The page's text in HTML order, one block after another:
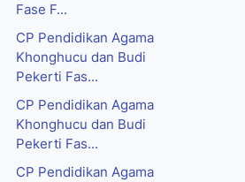
Fase F...
CP Pendidikan Agama
Khonghucu dan Budi
Pekerti Fas...
CP Pendidikan Agama
Khonghucu dan Budi
Pekerti Fas...
CP Pendidikan Agama